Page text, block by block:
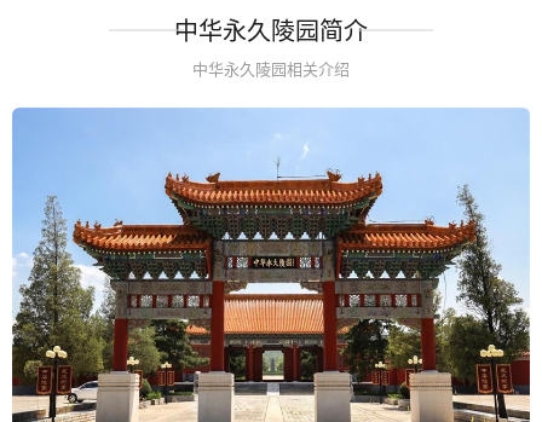
中华永久陵园简介
中华永久陵园相关介绍